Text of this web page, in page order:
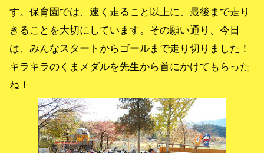
す。保育園では、速く走ること以上に、最後まで走り
きることを大切にしています。その願い通り、今日
は、みんなスタートからゴールまで走り切りました！
キラキラのくまメダルを先生から首にかけてもらった
ね！